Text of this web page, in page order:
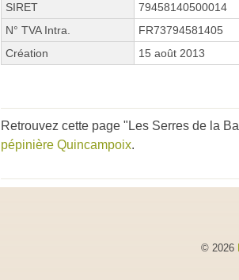
SIRET
79458140500014
N° TVA Intra.
FR73794581405
Création
15 août 2013
Retrouvez cette page "Les Serres de la
pépinière Quincampoix.
© 2026